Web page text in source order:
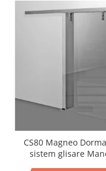
CS80 Magneo
sistem glisare